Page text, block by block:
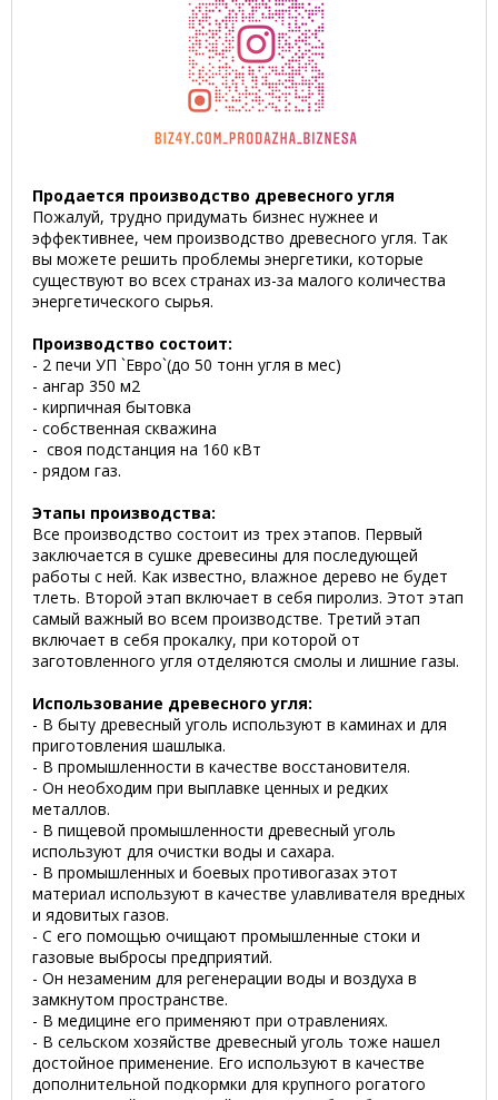
Продается производство древесного угля
Пожалуй, трудно придумать бизнес нужнее и
эффективнее, чем производство древесного угля. Так
вы можете решить проблемы энергетики, которые
существуют во всех странах из-за малого количества
энергетического сырья.
Производство состоит:
- 2 печи УП `Евро`(до 50 тонн угля в мес)
- ангар 350 м2
- кирпичная бытовка
- собственная скважина
- своя подстанция на 160 кВт
- рядом газ.
Этапы производства:
Все производство состоит из трех этапов. Первый
заключается в сушке древесины для последующей
работы с ней. Как известно, влажное дерево не будет
тлеть. Второй этап включает в себя пиролиз. Этот этап
самый важный во всем производстве. Третий этап
включает в себя прокалку, при которой от
заготовленного угля отделяются смолы и лишние газы.
Использование древесного угля:
- В быту древесный уголь используют в каминах и для
приготовления шашлыка.
- В промышленности в качестве восстановителя.
- Он необходим при выплавке ценных и редких
металлов.
- В пищевой промышленности древесный уголь
используют для очистки воды и сахара.
- В промышленных и боевых противогазах этот
материал используют в качестве улавливателя вредных
и ядовитых газов.
- С его помощью очищают промышленные стоки и
газовые выбросы предприятий.
- Он незаменим для регенерации воды и воздуха в
замкнутом пространстве.
- В медицине его применяют при отравлениях.
- В сельском хозяйстве древесный уголь тоже нашел
достойное применение. Его используют в качестве
дополнительной подкормки для крупного рогатого